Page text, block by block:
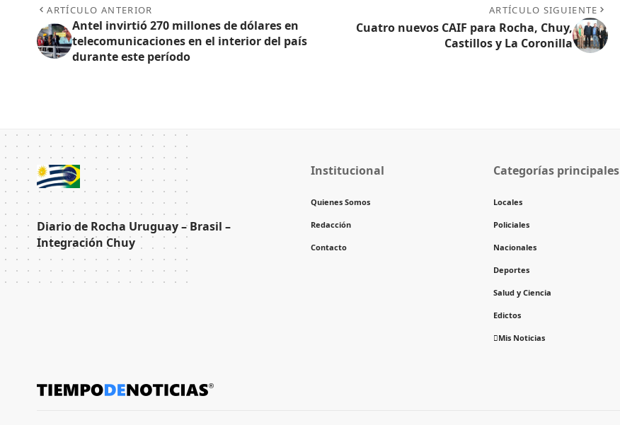
ARTÍCULO ANTERIOR
Antel invirtió 270 millones de dólares en
telecomunicaciones en el interior del país
durante este período
ARTÍCULO SIGUIENTE
Cuatro nuevos CAIF para Rocha, Chuy,
Castillos y La Coronilla
Diario de Rocha Uruguay – Brasil –
Integración Chuy
Institucional
Quienes Somos
Redacción
Contacto
Categorías principales
Locales
Policiales
Nacionales
Deportes
Salud y Ciencia
Edictos
Mis Noticias